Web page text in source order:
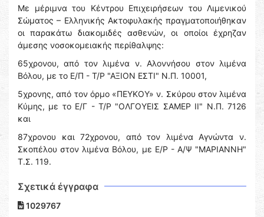
Με μέριμνα του Κέντρου Επιχειρήσεων του Λιμενικού
Σώματος – Ελληνικής Ακτοφυλακής πραγματοποιήθηκαν
οι παρακάτω διακομιδές ασθενών, οι οποίοι έχρηζαν
άμεσης νοσοκομειακής περίθαλψης:
65χρονου, από τον λιμένα ν. Αλοννήσου στον λιμένα
Βόλου, με το Ε/Π - Τ/Ρ "ΑΞΙΟΝ ΕΣΤΙ" Ν.Π. 10001,
5χρονης, από τον όρμο «ΠΕΥΚΟΥ» ν. Σκύρου στον λιμένα
Κύμης, με το Ε/Γ - Τ/Ρ "ΟΛΓΟΥΕΙΣ ΣΑΜΕΡ ΙΙ" Ν.Π. 7126
και
87χρονου και 72χρονου, από τον λιμένα Αγνὠντα ν.
Σκοπέλου στον λιμένα Βόλου, με Ε/Ρ - Α/Ψ "ΜΑΡΙΑΝΝΗ"
Τ.Σ. 119.
Σχετικά έγγραφα
1029767